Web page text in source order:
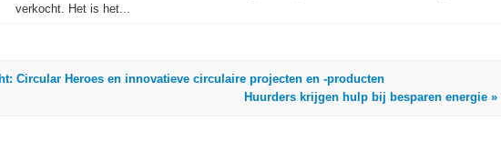
verkocht. Het is het...
Circular Heroes en innovatieve circulaire projecten en -producten
Huurders krijgen hulp bij besparen energie »